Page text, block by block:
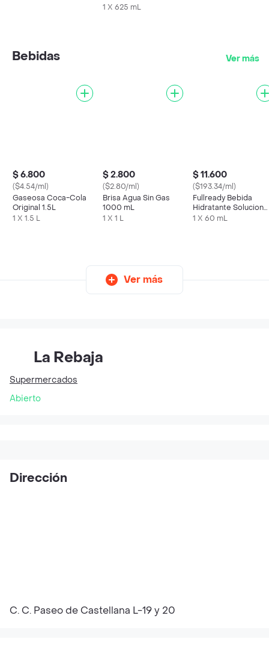
Maracuyá
1 X 625 mL
Bebidas Ver más
$ 6.800
($4.54/ml)
Gaseosa Coca-Cola
Original 1.5L
1 X 1.5 L
$ 2.800
($2.80/ml)
Brisa Agua Sin Gas
1000 mL
1 X 1 L
$ 11.600
($193.34/ml)
Fullready Bebida
Hidratante Solucion
Para El Guayuabo 60
1 X 60 mL
Ver más
La Rebaja
Supermercados
Abierto
Dirección
C. C. Paseo de Castellana L-19 y 20